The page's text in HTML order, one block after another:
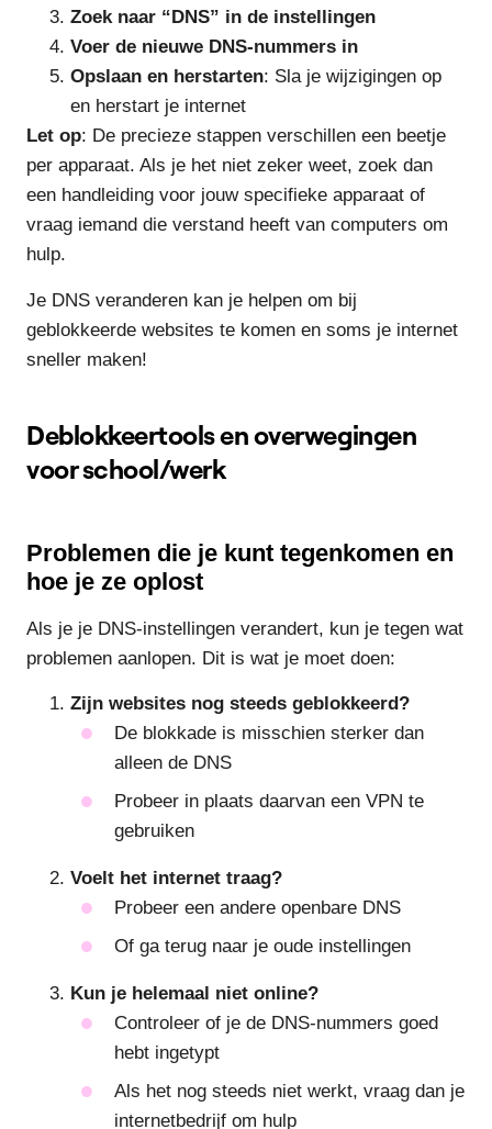
Zoek naar “DNS” in de instellingen
Voer de nieuwe DNS-nummers in
Opslaan en herstarten: Sla je wijzigingen op
en herstart je internet
Let op: De precieze stappen verschillen een beetje
per apparaat. Als je het niet zeker weet, zoek dan
een handleiding voor jouw specifieke apparaat of
vraag iemand die verstand heeft van computers om
hulp.
Je DNS veranderen kan je helpen om bij
geblokkeerde websites te komen en soms je internet
sneller maken!
Deblokkeertools en overwegingen
voor school/werk
Problemen die je kunt tegenkomen en
hoe je ze oplost
Als je je DNS-instellingen verandert, kun je tegen wat
problemen aanlopen. Dit is wat je moet doen:
Zijn websites nog steeds geblokkeerd?
De blokkade is misschien sterker dan
alleen de DNS
Probeer in plaats daarvan een VPN te
gebruiken
Voelt het internet traag?
Probeer een andere openbare DNS
Of ga terug naar je oude instellingen
Kun je helemaal niet online?
Controleer of je de DNS-nummers goed
hebt ingetypt
Als het nog steeds niet werkt, vraag dan je
internetbedrijf om hulp